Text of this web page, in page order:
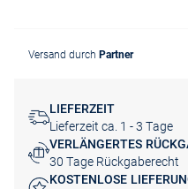
Versand durch Partner
LIEFERZEIT
Lieferzeit ca. 1 - 3 Tage
VERLÄNGERTES
30 Tage Rückgaberecht
KOSTENLOSE